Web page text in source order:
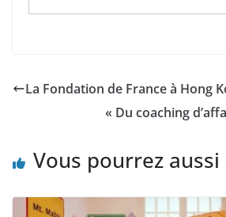
La Fondation de France à Hong
« Du coaching
Vous pourrez